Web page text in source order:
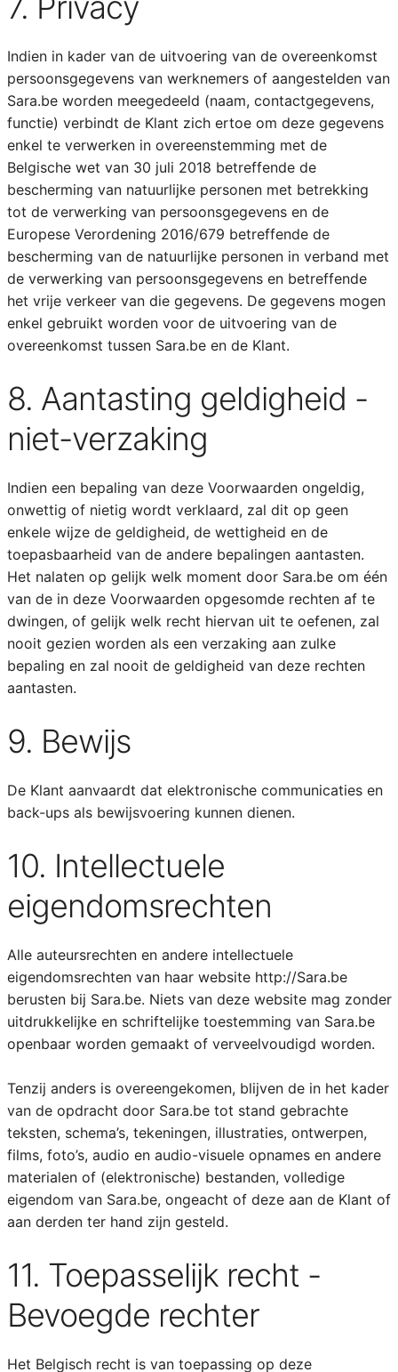
Indien in kader van de uitvoering van de overeenkomst
persoonsgegevens van werknemers of aangestelden van
Sara.be worden meegedeeld (naam, contactgegevens,
functie) verbindt de Klant zich ertoe om deze gegevens
enkel te verwerken in overeenstemming met de
Belgische wet van 30 juli 2018 betreffende de
bescherming van natuurlijke personen met betrekking
tot de verwerking van persoonsgegevens en de
Europese Verordening 2016/679 betreffende de
bescherming van de natuurlijke personen in verband met
de verwerking van persoonsgegevens en betreffende
het vrije verkeer van die gegevens. De gegevens mogen
enkel gebruikt worden voor de uitvoering van de
overeenkomst tussen Sara.be en de Klant.
8. Aantasting geldigheid -
niet-verzaking
Indien een bepaling van deze Voorwaarden ongeldig,
onwettig of nietig wordt verklaard, zal dit op geen
enkele wijze de geldigheid, de wettigheid en de
toepasbaarheid van de andere bepalingen aantasten.
Het nalaten op gelijk welk moment door Sara.be om één
van de in deze Voorwaarden opgesomde rechten af te
dwingen, of gelijk welk recht hiervan uit te oefenen, zal
nooit gezien worden als een verzaking aan zulke
bepaling en zal nooit de geldigheid van deze rechten
aantasten.
9. Bewijs
De Klant aanvaardt dat elektronische communicaties en
back-ups als bewijsvoering kunnen dienen.
10. Intellectuele
eigendomsrechten
Alle auteursrechten en andere intellectuele
eigendomsrechten van haar website http://Sara.be
berusten bij Sara.be. Niets van deze website mag zonder
uitdrukkelijke en schriftelijke toestemming van Sara.be
openbaar worden gemaakt of verveelvoudigd worden.
Tenzij anders is overeengekomen, blijven de in het kader
van de opdracht door Sara.be tot stand gebrachte
teksten, schema’s, tekeningen, illustraties, ontwerpen,
films, foto’s, audio en audio-visuele opnames en andere
materialen of (elektronische) bestanden, volledige
eigendom van Sara.be, ongeacht of deze aan de Klant of
aan derden ter hand zijn gesteld.
11. Toepasselijk recht -
Bevoegde rechter
Het Belgisch recht is van toepassing op deze